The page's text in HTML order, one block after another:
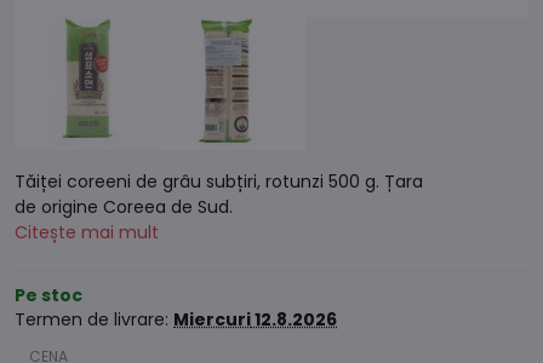
Tăiței coreeni de grâu subțiri, rotunzi 500 g. Țara
de origine Coreea de Sud.
Citește mai mult
Pe stoc
Termen de livrare: Miercuri12.8.2026